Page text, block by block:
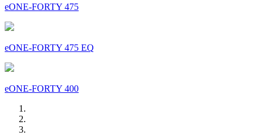
eONE-FORTY 475
eONE-FORTY 475 EQ
eONE-FORTY 400